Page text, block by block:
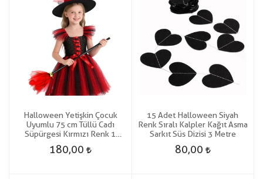
Halloween Yetişkin Çocuk
Uyumlu 75 cm Tüllü Cadı
Süpürgesi Kırmızı Renk 1
Adet
180,00
15 Adet Halloween Siyah
Renk Sıralı Kalpler Kağıt Asma
Sarkıt Süs Dizisi 3 Metre
80,00